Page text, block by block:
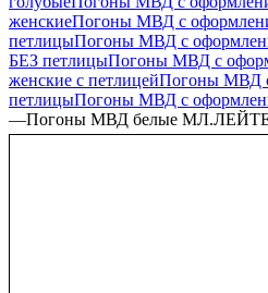
женскиеПогоны МВД с
петлицыПогоны МВД с
БЕЗ петлицыПогоны МВД с
женские с петлицейПогоны МВД
петлицыПогоны МВД с
—Погоны МВД белые